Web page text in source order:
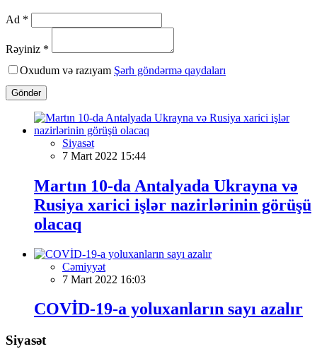
Ad *
Rəyiniz *
Oxudum və razıyam Şərh göndərmə qaydaları
Göndər
Siyasət
7 Mart 2022 15:44
Martın 10-da Antalyada Ukrayna və
Rusiya xarici işlər nazirlərinin görüşü
olacaq
Cəmiyyət
7 Mart 2022 16:03
COVİD-19-a yoluxanların sayı azalır
Siyasət